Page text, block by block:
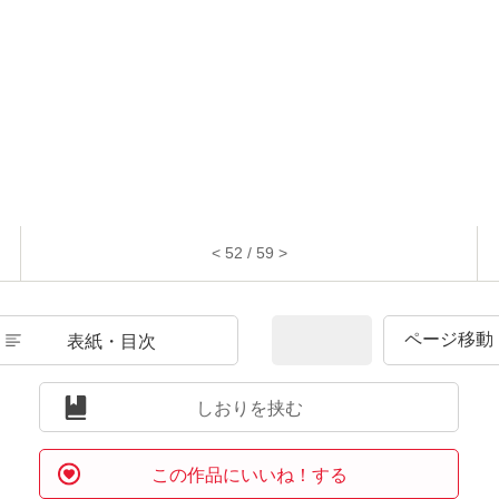
< 52 / 59 >
表紙・目次
しおりを挟む
この作品にいいね！する